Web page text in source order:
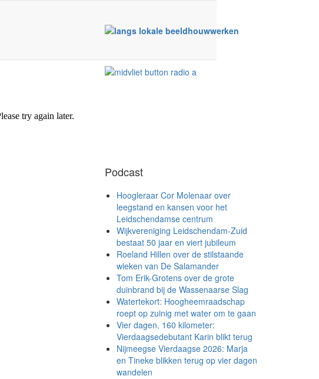
Podcast
Hoogleraar Cor Molenaar over
leegstand en kansen voor het
Leidschendamse centrum
Wijkvereniging Leidschendam-Zuid
bestaat 50 jaar en viert jubileum
Roeland Hillen over de stilstaande
wieken van De Salamander
Tom Erik-Grotens over de grote
duinbrand bij de Wassenaarse Slag
Watertekort: Hoogheemraadschap
roept op zuinig met water om te gaan
Vier dagen, 160 kilometer:
Vierdaagsedebutant Karin blikt terug
Nijmeegse Vierdaagse 2026: Marja
en Tineke blikken terug op vier dagen
wandelen